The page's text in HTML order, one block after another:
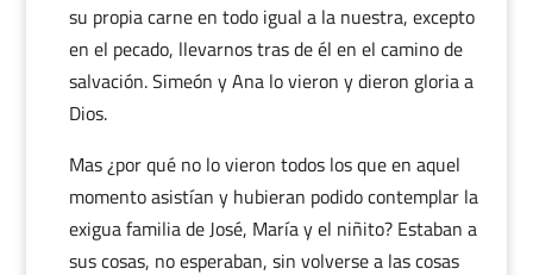
su propia carne en todo igual a la nuestra, excepto
en el pecado, llevarnos tras de él en el camino de
salvación. Simeón y Ana lo vieron y dieron gloria a
Dios.
Mas ¿por qué no lo vieron todos los que en aquel
momento asistían y hubieran podido contemplar la
exigua familia de José, María y el niñito? Estaban a
sus cosas, no esperaban, sin volverse a las cosas